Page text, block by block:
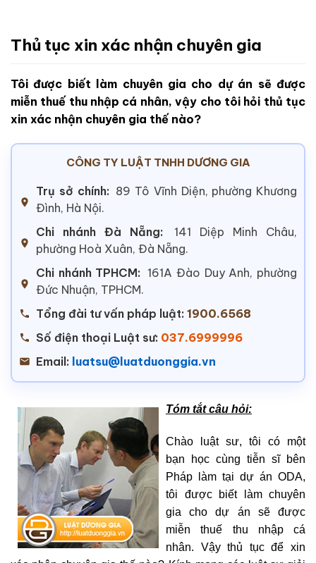
Thủ tục xin xác nhận chuyên gia
Tôi được biết làm chuyên gia cho dự án sẽ được
miễn thuế thu nhập cá nhân, vậy cho tôi hỏi thủ tục
xin xác nhận chuyên gia thế nào?
CÔNG TY LUẬT TNHH DƯƠNG GIA
Trụ sở chính: 89 Tô Vĩnh Diện, phường Khương
Đình, Hà Nội.
Chi nhánh Đà Nẵng:
141 Diệp Minh Châu,
phường Hoà Xuân, Đà Nẵng.
Chi nhánh TPHCM: 161A Đào Duy Anh, phường
Đức Nhuận, TPHCM.
Tổng đài tư vấn pháp luật: 1900.6568
Số điện thoại Luật sư: 037.6999996
Email: luatsu@luatduonggia.vn
Tóm tắt câu hỏi:
Chào luật sư, tôi có một
bạn học cùng tiễn sĩ bên
Pháp làm tại dự án ODA,
tôi được biết làm chuyên
gia cho dự án sẽ được
miễn thuế thu nhập cá
nhân. Vậy thủ tục để xin